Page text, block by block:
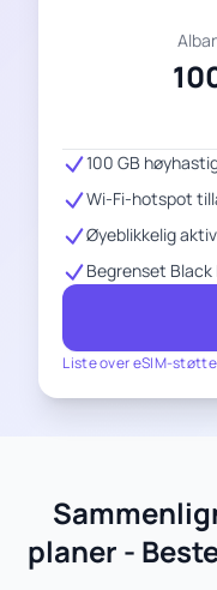
Liste over eSIM-
100 GB
Wi-Fi-hotspot
Øyeblikkelig
Begrenset
planer -